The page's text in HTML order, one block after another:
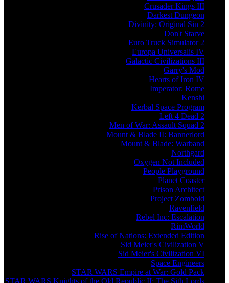
Crusader Kings III
Darkest Dungeon
Divinity: Original Sin 2
Don't Starve
Euro Truck Simulator 2
Europa Universalis IV
Galactic Civilizations III
Garry's Mod
Hearts of Iron IV
Imperator: Rome
Kenshi
Kerbal Space Program
Left 4 Dead 2
Men of War: Assault Squad 2
Mount & Blade II: Bannerlord
Mount & Blade: Warband
Northgard
Oxygen Not Included
People Playground
Planet Coaster
Prison Architect
Project Zomboid
Ravenfield
Rebel Inc: Escalation
RimWorld
Rise of Nations: Extended Edition
Sid Meier's Civilization V
Sid Meier's Civilization VI
Space Engineers
STAR WARS Empire at War: Gold Pack
STAR WARS Knights of the Old Republic II: The Sith Lords